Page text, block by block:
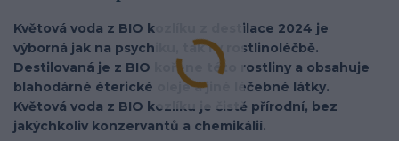
Květová voda z BIO kozlíku z destilace 2024 je
výborná jak na psychiku, tak i v rostlinoléčbě.
Destilovaná je z BIO kořene této rostliny a obsahuje
blahodárné éterické oleje a jiné léčebné látky.
Květová voda z BIO kozlíku je čistě přírodní, bez
jakýchkoliv konzervantů a chemikálií.